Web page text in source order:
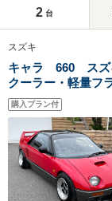
2 台
スズキ
キャラ 660 スズ
クーラー・軽量
車高調 エアクリ
シート ステアリ
購入プラン付